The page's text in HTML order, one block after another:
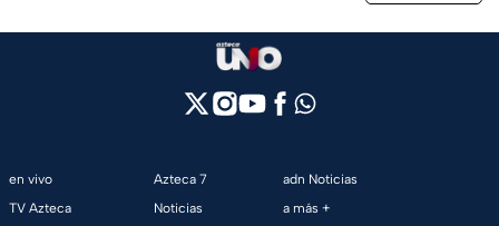
en vivo
TV Azteca
Azteca 7
Noticias
adn Noticias
a más +